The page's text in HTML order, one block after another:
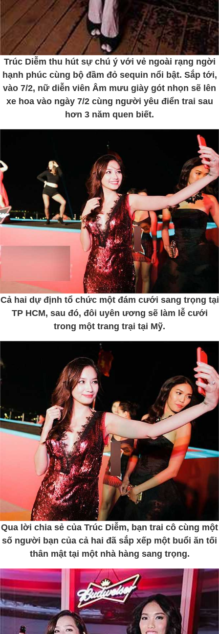
Trúc Diễm thu hút sự chú ý với vẻ ngoài rạng ngời
hạnh phúc cùng bộ đầm đỏ sequin nổi bật. Sắp tới,
vào 7/2, nữ diễn viên Âm mưu giày gót nhọn sẽ lên
xe hoa vào ngày 7/2 cùng người yêu điển trai sau
hơn 3 năm quen biết.
Cả hai dự định tổ chức một đám cưới sang trọng tại
TP HCM, sau đó, đôi uyên ương sẽ làm lễ cưới
trong một trang trại tại Mỹ.
Qua lời chia sẻ của Trúc Diễm, bạn trai cô cùng một
số người bạn của cả hai đã sắp xếp một buổi ăn tối
thân mật tại một nhà hàng sang trọng.